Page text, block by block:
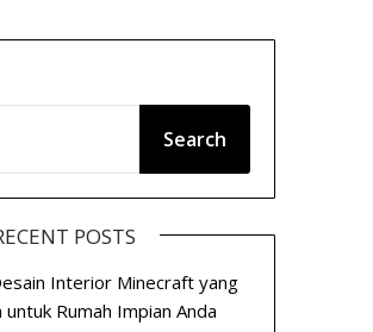
Search
POSTS
Interior Minecraft yang
untuk Rumah Impian Anda